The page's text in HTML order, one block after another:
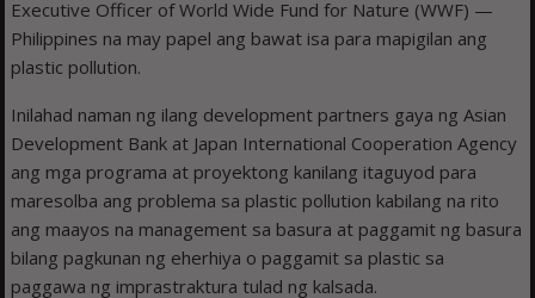
Executive Officer of World Wide Fund for Nature (WWF) —
Philippines na may papel ang bawat isa para mapigilan ang
plastic pollution.
Inilahad naman ng ilang development partners gaya ng Asian
Development Bank at Japan International Cooperation Agency
ang mga programa at proyektong kanilang itaguyod para
maresolba ang problema sa plastic pollution kabilang na rito
ang maayos na management sa basura at paggamit ng basura
bilang pagkunan ng eherhiya o paggamit sa plastic sa
paggawa ng imprastraktura tulad ng kalsada.